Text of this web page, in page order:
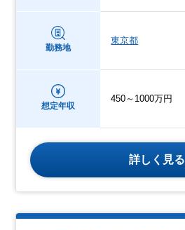
勤務地
東京都
想定年収
450～1000万円
詳しく見る